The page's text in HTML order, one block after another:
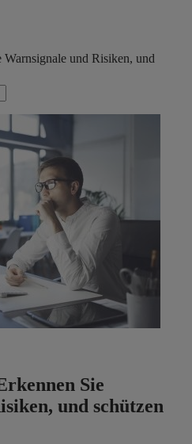
und Risiken, und
Sie
und schützen